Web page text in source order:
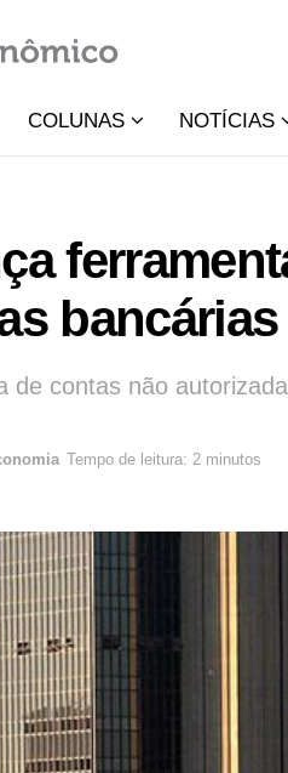
COLUNAS NOTÍCIAS
de contas não
Tempo de leitura: 2 minutos